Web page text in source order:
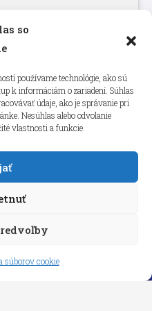
so
používame technológie, ako sú
k informáciám o zariadení. Súhlas
údaje, ako je správanie pri
Nesúhlas alebo odvolanie
vlastnosti a funkcie.
súborov cookie
súbory cookie
aneps.sk